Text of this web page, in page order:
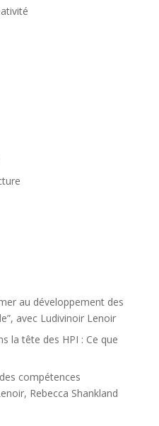
au développement des
avec Ludivinoir Lenoir
la tête des HPI : Ce que
compétences
Rebecca Shankland